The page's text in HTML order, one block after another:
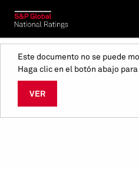
Este documento no se puede
Haga clic en el botón abajo
VER